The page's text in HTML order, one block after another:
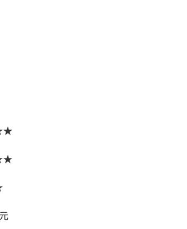
元